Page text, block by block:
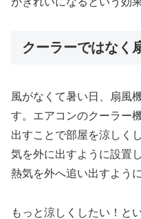
クーラーではなく
風がなくて暑い日、扇風
す。エアコンのクーラー
出すことで部屋を涼しく
気を外に出すように設置
熱気を外へ追い出すよう
もっと涼しくしたい！と